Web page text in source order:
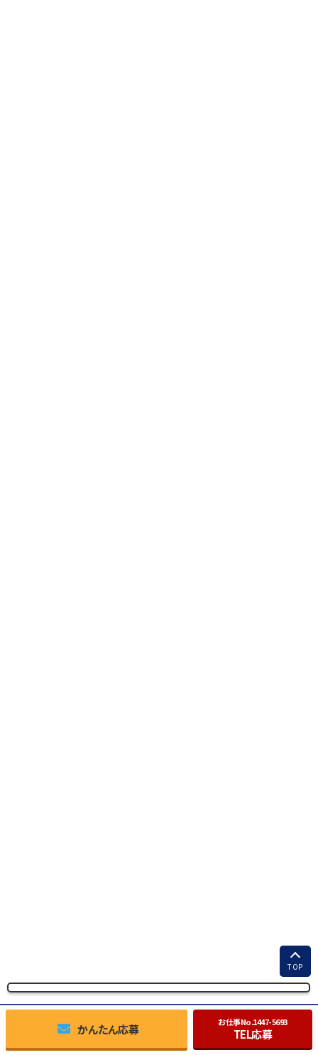
お仕事No.1447-5693
TEL応募
かんたん応募
TOP